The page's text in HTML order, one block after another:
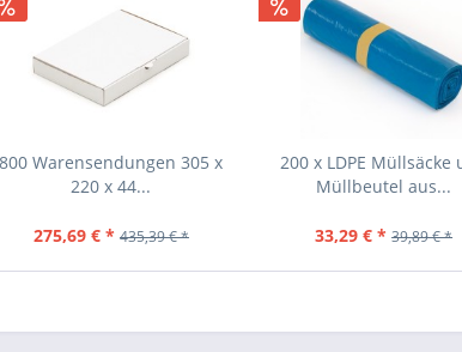
800 Warensendungen 305 x
220 x 44...
275,69 € * 435,39 € *
200 x LDPE Müllsäcke
Müllbeutel aus...
33,29 € * 39,89 € *